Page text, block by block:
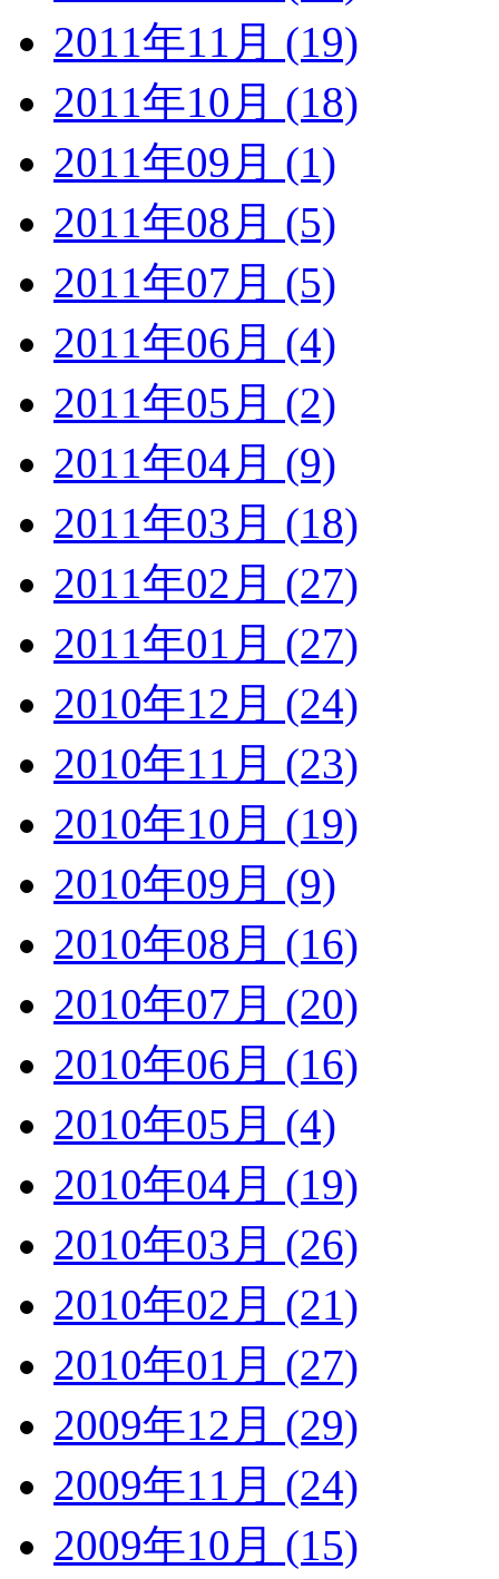
2011年11月 (19)
2011年10月 (18)
2011年09月 (1)
2011年08月 (5)
2011年07月 (5)
2011年06月 (4)
2011年05月 (2)
2011年04月 (9)
2011年03月 (18)
2011年02月 (27)
2011年01月 (27)
2010年12月 (24)
2010年11月 (23)
2010年10月 (19)
2010年09月 (9)
2010年08月 (16)
2010年07月 (20)
2010年06月 (16)
2010年05月 (4)
2010年04月 (19)
2010年03月 (26)
2010年02月 (21)
2010年01月 (27)
2009年12月 (29)
2009年11月 (24)
2009年10月 (15)